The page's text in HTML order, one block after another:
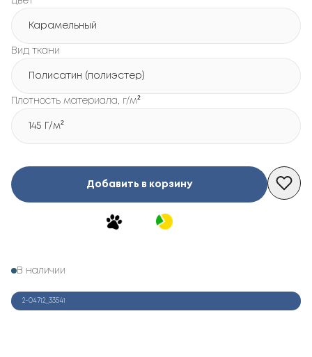
Карамельный
Вид ткани
Полисатин (полиэстер)
Плотность материала, г/м²
145 Г/м²
Добавить в корзину
В наличии
2-04712_33541